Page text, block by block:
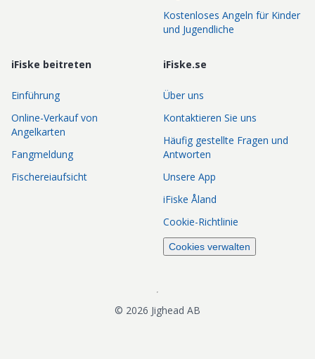
Kostenloses Angeln für Kinder
und Jugendliche
iFiske beitreten
Einführung
Online-Verkauf von
Angelkarten
Fangmeldung
Fischereiaufsicht
iFiske.se
Über uns
Kontaktieren Sie uns
Häufig gestellte Fragen und
Antworten
Unsere App
iFiske Åland
Cookie-Richtlinie
Cookies verwalten
© 2026 Jighead AB